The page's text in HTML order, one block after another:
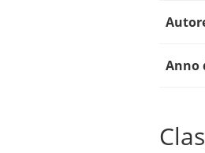
Anno